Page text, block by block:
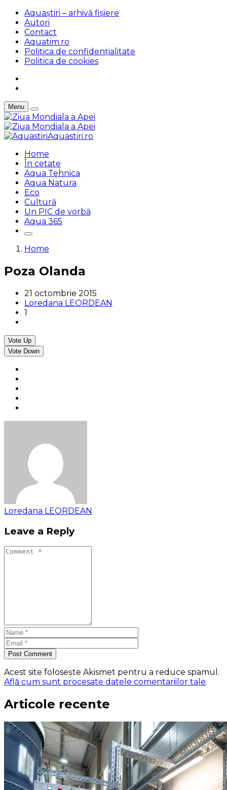
Aquaștiri – arhivă fișiere
Autori
Contact
Aquatim.ro
Politica de confidențialitate
Politica de cookies
Menu
Aquastiri.ro
Home
În cetate
Aqua Tehnica
Aqua Natura
Eco
Cultură
Un PIC de vorbă
Aqua 365
Home
Poza Olanda
21 octombrie 2015
Loredana LEORDEAN
1
Vote Up
Vote Down
Loredana LEORDEAN
Leave a Reply
Post Comment
Acest site folosește Akismet pentru a reduce spamul.
Află cum sunt procesate datele comentariilor tale.
Articole recente